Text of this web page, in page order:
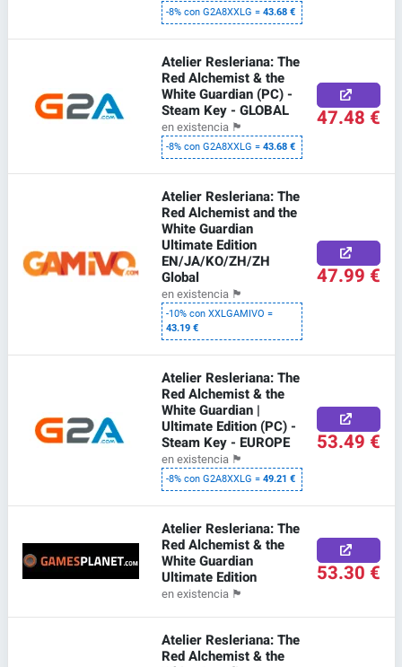
-8% con G2A8XXLG =43.68 €
Atelier Resleriana: The
Red Alchemist & the
White Guardian (PC) -
Steam Key - GLOBAL
en existencia 🏴
-8% con G2A8XXLG =43.68 €
47.48 €
Atelier Resleriana: The
Red Alchemist and the
White Guardian
Ultimate Edition
EN/JA/KO/ZH/ZH
Global
en existencia 🏴
-10% con XXLGAMIVO =
43.19 €
47.99 €
Atelier Resleriana: The
Red Alchemist & the
White Guardian |
Ultimate Edition (PC) -
Steam Key - EUROPE
en existencia 🏴
-8% con G2A8XXLG =49.21 €
53.49 €
Atelier Resleriana: The
Red Alchemist & the
White Guardian
Ultimate Edition
en existencia 🏴
53.30 €
Atelier Resleriana: The
Red Alchemist & the